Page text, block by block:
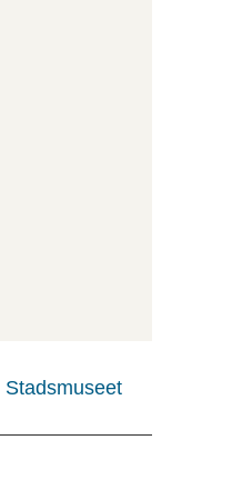
Stadsmuseet